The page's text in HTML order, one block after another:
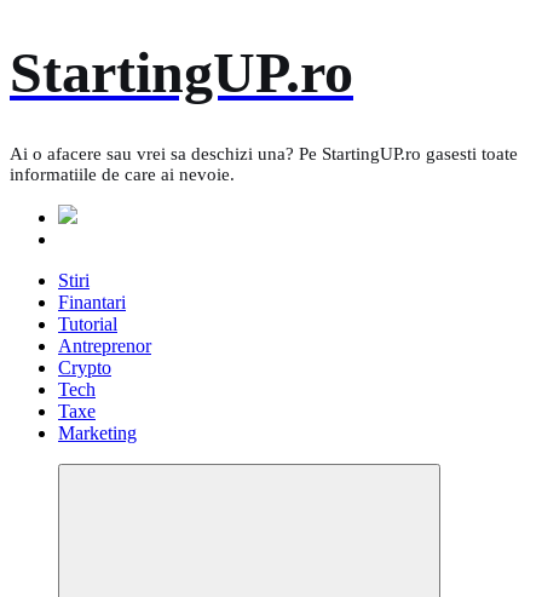
to
content
StartingUP.ro
Ai o afacere sau vrei sa deschizi una? Pe StartingUP.ro gasesti toate
informatiile de care ai nevoie.
Stiri
Finantari
Tutorial
Antreprenor
Crypto
Tech
Taxe
Marketing